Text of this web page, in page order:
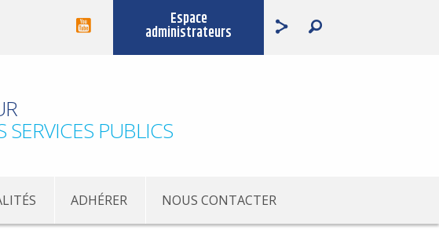
Espace
administrateurs
PUBLICS
ADHÉRER NOUS CONTACTER